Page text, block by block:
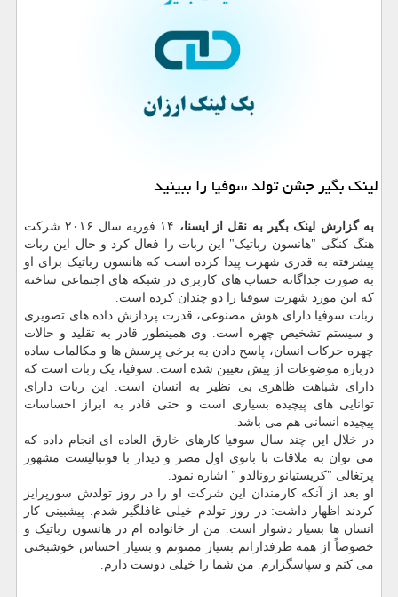
لینک بگیر جشن تولد سوفیا را ببینید
به گزارش لینک بگیر به نقل از ایسنا،
۱۴ فوریه سال ۲۰۱۶ شرکت
هنگ کنگی "هانسون رباتیک" این ربات را فعال کرد و حال این ربات
پیشرفته به قدری شهرت پیدا کرده است که هانسون رباتیک برای او
به صورت جداگانه حساب های کاربری در شبکه های اجتماعی ساخته
که این مورد شهرت سوفیا را دو چندان کرده است.
ربات سوفیا دارای هوش مصنوعی، قدرت پردازش داده های تصویری
و سیستم تشخیص چهره است. وی همینطور قادر به تقلید و حالات
چهره حرکات انسان، پاسخ دادن به برخی پرسش ها و مکالمات ساده
درباره موضوعات از پیش تعیین شده است. سوفیا، یک ربات است که
دارای شباهت ظاهری بی نظیر به انسان است. این ربات دارای
توانایی های پیچیده بسیاری است و حتی قادر به ابراز احساسات
پیچیده انسانی هم می باشد.
در خلال این چند سال سوفیا کارهای خارق العاده ای انجام داده که
می توان به ملاقات با بانوی اول مصر و دیدار با فوتبالیست مشهور
پرتغالی "کریستیانو رونالدو " اشاره نمود.
او بعد از آنکه کارمندان این شرکت او را در روز تولدش سورپرایز
کردند اظهار داشت: در روز تولدم خیلی غافلگیر شدم. پیشبینی کار
انسان ها بسیار دشوار است. من از خانواده ام در هانسون رباتیک و
خصوصاً از همه طرفدارانم بسیار ممنونم و بسیار احساس خوشبختی
می کنم و سپاسگزارم. من شما را خیلی دوست دارم.